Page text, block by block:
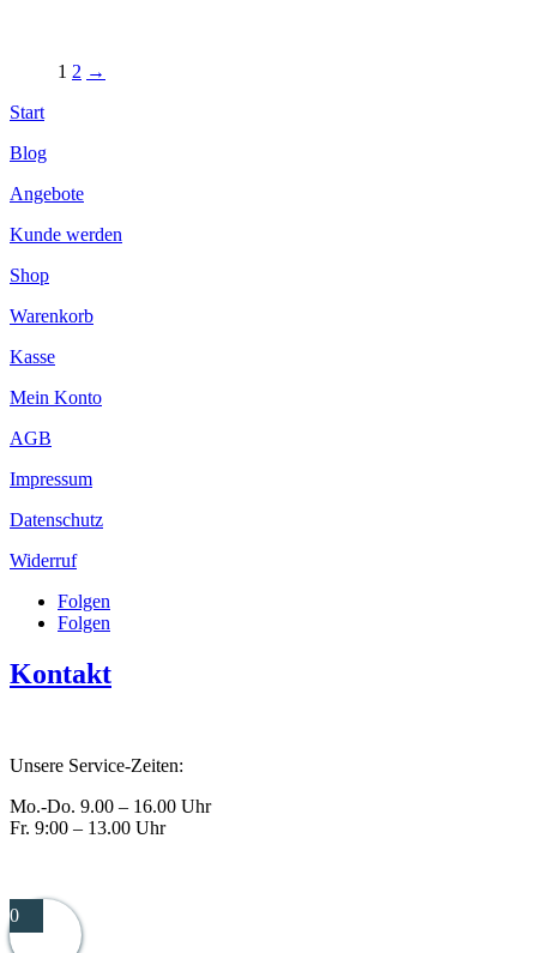
1 2 →
Start
Blog
Angebote
Kunde werden
Shop
Warenkorb
Kasse
Mein Konto
AGB
Impressum
Datenschutz
Widerruf
Folgen
Folgen
Kontakt
Unsere Service-Zeiten:
Mo.-Do. 9.00 – 16.00 Uhr
Fr. 9:00 – 13.00 Uhr
0